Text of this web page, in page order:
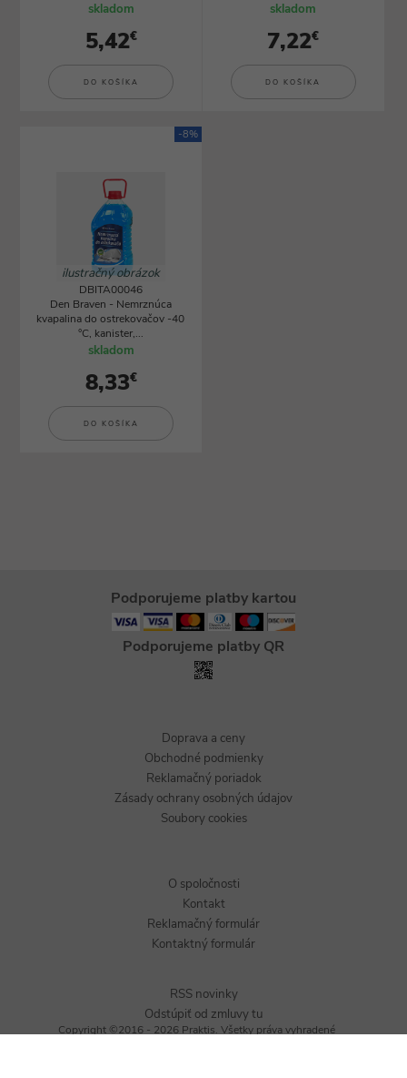
skladom
5,42€
DO KOŠÍKA
skladom
7,22€
DO KOŠÍKA
-8%
ilustračný obrázok
DBITA00046
Den Braven - Nemrznúca
kvapalina do ostrekovačov -40
°C, kanister,...
skladom
8,33€
DO KOŠÍKA
Podporujeme platby kartou
Podporujeme platby QR
Doprava a ceny
Obchodné podmienky
Reklamačný poriadok
Zásady ochrany osobných údajov
Soubory cookies
O spoločnosti
Kontakt
Reklamačný formulár
Kontaktný formulár
RSS novinky
Odstúpiť od zmluvy tu
Copyright ©2016 - 2026 Praktis. Všetky práva vyhradené